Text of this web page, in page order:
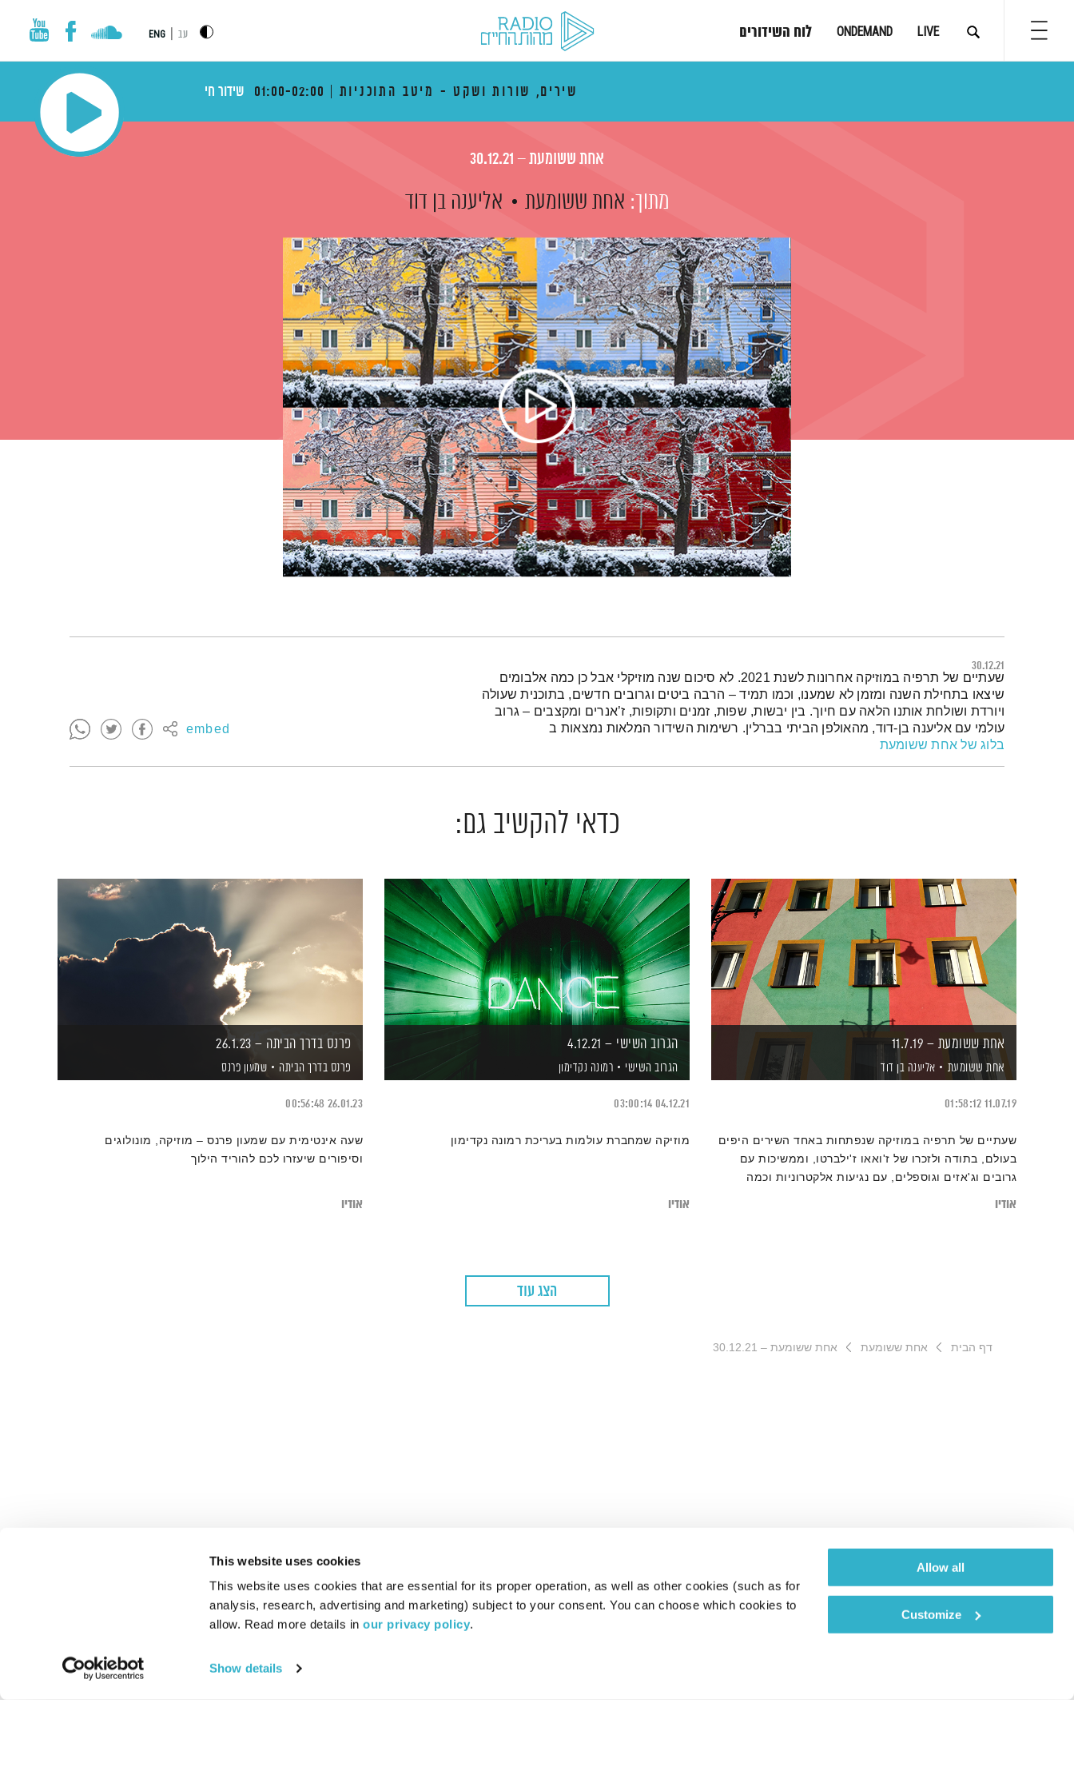
This website uses cookies
This website uses cookies that are essential for its proper operation, as well as other cookies (such as for
analysis, research, advertising and marketing) subject to your consent. You can choose which cookies to
allow. Read more details in our privacy policy.
Show details
Allow all
Customize
LIVE
ONDEMAND לוח השידורים עב ENG
שירים, שורות ושקט - מיטב התוכניות 01:00-02:00 שידור חי
אחת ששומעת – 30.12.21
מתוך: אחת ששומעת אליענה בן דוד
30.12.21
embed
תמצית הפודקאסט
שעתיים של תרפיה במוזיקה אחרונות לשנת 2021. לא סיכום שנה מוזיקלי אבל כן כמה אלבומים
שיצאו בתחילת השנה ומזמן לא שמענו, וכמו תמיד – הרבה ביטים וגרובים חדשים, בתוכנית שעולה
ויורדת ושולחת אותנו הלאה עם חיוך. בין יבשות, שפות, זמנים ותקופות, ז’אנרים ומקצבים – גרוב
עולמי עם אליענה בן-דוד, מהאולפן הביתי בברלין. רשימות השידור המלאות נמצאות ב
בלוג של אחת ששומעת
כדאי להקשיב גם:
אחת ששומעת – 11.7.19
אחת ששומעת אליענה בן דוד
11.07.19
01:58:12
שעתיים של תרפיה במוזיקה שנפתחות באחד השירים היפים
בעולם, בתודה ולזכרו של ז'ואאו ז'ילברטו, וממשיכות עם
גרובים וג'אזים וגוספלים, עם נגיעות אלקטרוניות וכמה
אודיו
הגרוב השישי – 4.12.21
הגרוב השישי רמונה נקדימון
04.12.21
03:00:14
מוזיקה שמחברת עולמות בעריכת רמונה נקדימון
אודיו
פרנס בדרך הביתה – 26.1.23
פרנס בדרך הביתה שמעון פרנס
26.01.23
00:56:48
שעה אינטימית עם שמעון פרנס – מוזיקה, מונולוגים
וסיפורים שיעזרו לכם להוריד הילוך
אודיו
הצג עוד
דף הבית אחת ששומעת אחת ששומעת – 30.12.21